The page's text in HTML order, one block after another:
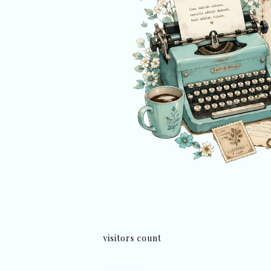
visitors count